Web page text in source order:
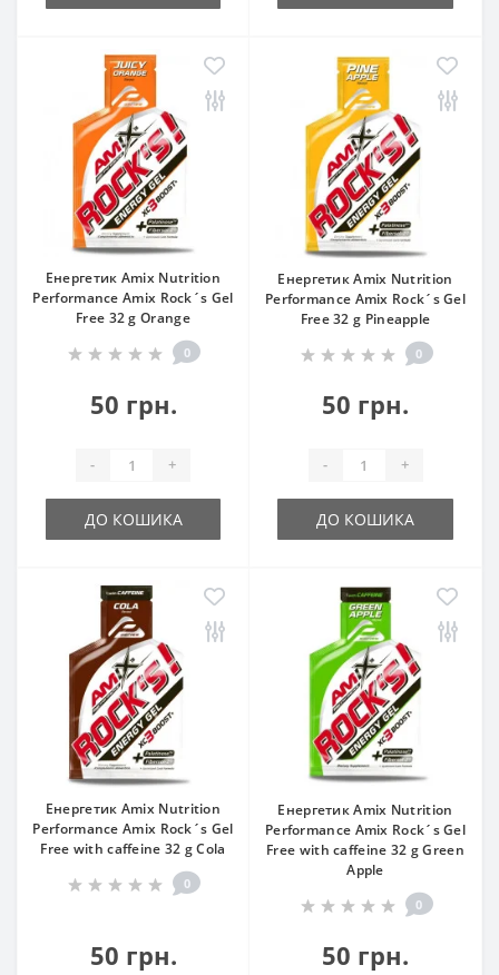
Енергетик Amix Nutrition
Performance Amix Rock´s Gel
Free 32 g Orange
0
50 грн.
- +
ДО КОШИКА
Енергетик Amix Nutrition
Performance Amix Rock´s Gel
Free 32 g Pineapple
0
50 грн.
- +
ДО КОШИКА
Енергетик Amix Nutrition
Performance Amix Rock´s Gel
Free with caffeine 32 g Cola
0
50 грн.
Енергетик Amix Nutrition
Performance Amix Rock´s Gel
Free with caffeine 32 g Green
Apple
0
50 грн.